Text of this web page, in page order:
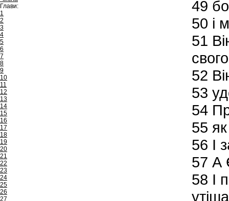
Глави:
1
2
3
4
5
6
7
8
9
10
11
12
13
14
15
16
17
18
19
20
21
22
23
24
25
26
27
49
50 і
51
52
53
54
55
56 І
57 А
58 І